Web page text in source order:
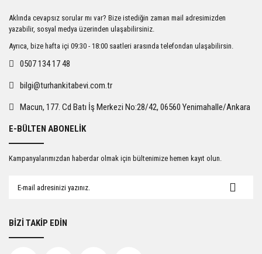
Ürün açıklamasında eksik bilgiler bulunuyor.
Ürün bilgilerinde hatalar bulunuyor.
Ürün fiyatı diğer sitelerden daha pahalı.
Gönder
Aklında cevapsız sorular mı var? Bize istediğin zaman mail adresimizden
yazabilir, sosyal medya üzerinden ulaşabilirsiniz.
Ayrıca, bize hafta içi 09:30 - 18:00 saatleri arasında telefondan ulaşabilirsin.
0507 134 17 48
bilgi@turhankitabevi.com.tr
Macun, 177. Cd Batı İş Merkezi No:28/42, 06560 Yenimahalle/Ankara
E-BÜLTEN ABONELİK
Kampanyalarımızdan haberdar olmak için bültenimize hemen kayıt olun.
BİZİ TAKİP EDİN